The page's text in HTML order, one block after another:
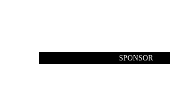
SPONSOR